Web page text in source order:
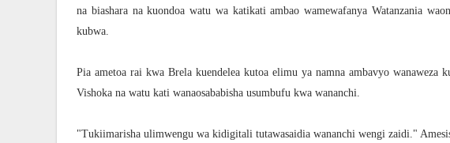
na biashara na kuondoa watu wa katikati ambao wamewafanya Watanzania
kubwa.
Pia ametoa rai kwa Brela kuendelea kutoa elimu ya namna ambavyo wanaweza
Vishoka na watu kati wanaosababisha usumbufu kwa wananchi.
"Tukiimarisha ulimwengu wa kidigitali tutawasaidia wananchi wengi zaidi."